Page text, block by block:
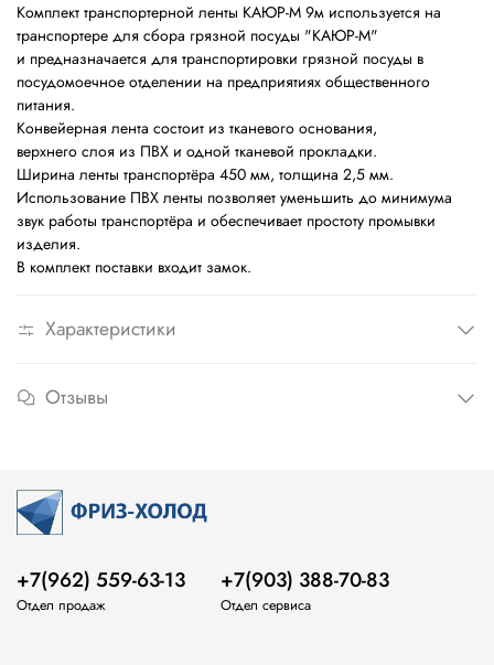
Комплект транспортерной ленты КАЮР-М 9м используется на
транспортере для сбора грязной посуды "КАЮР-М"
и предназначается для транспортировки грязной посуды в
посудомоечное отделении на предприятиях общественного
питания.
Конвейерная лента состоит из тканевого основания,
верхнего слоя из ПВХ и одной тканевой прокладки.
Ширина ленты транспортёра 450 мм, толщина 2,5 мм.
Использование ПВХ ленты позволяет уменьшить до минимума
звук работы транспортёра и обеспечивает простоту промывки
изделия.
В комплект поставки входит замок.
Характеристики
Отзывы
+7(962) 559-63-13
Отдел продаж
+7(903) 388-70-83
Отдел сервиса